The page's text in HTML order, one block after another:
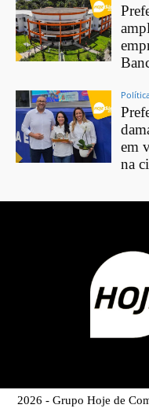
em
na
2026 - Grupo Hoje de